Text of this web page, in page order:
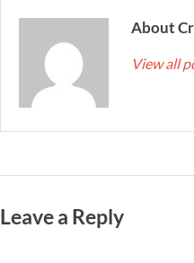
About
View all
Leave a Reply